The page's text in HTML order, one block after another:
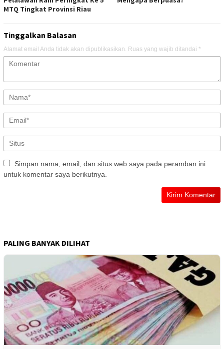
MTQ Tingkat Provinsi Riau
Tinggalkan Balasan
Alamat email Anda tidak akan dipublikasikan. Ruas yang wajib ditandai *
Simpan nama, email, dan situs web saya pada peramban ini
untuk komentar saya berikutnya.
PALING BANYAK DILIHAT